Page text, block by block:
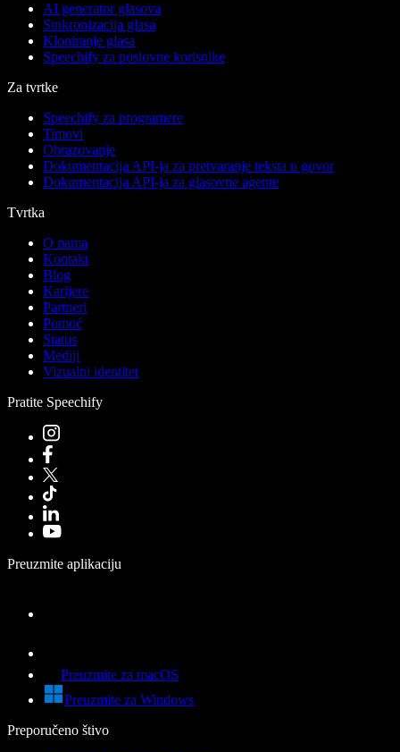
AI generator glasova
Sinkronizacija glasa
Kloniranje glasa
Speechify za poslovne korisnike
Za tvrtke
Speechify za programere
Timovi
Obrazovanje
Dokumentacija API-ja za pretvaranje teksta u govor
Dokumentacija API-ja za glasovne agente
Tvrtka
O nama
Kontakt
Blog
Karijere
Partneri
Pomoć
Status
Mediji
Vizualni identitet
Pratite Speechify
Preuzmite aplikaciju
Preuzmite za macOS
Preuzmite za Windows
Preporučeno štivo